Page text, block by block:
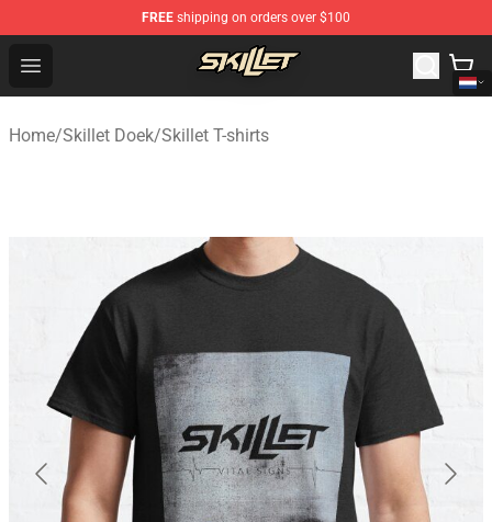
FREE shipping on orders over $100
Open menu
Skillet Shop - Official Skillet Merchandise Store
Home/Skillet Doek/Skillet T-shirts